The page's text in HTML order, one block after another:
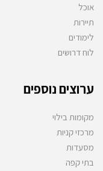
אוכל
תיירות
לימודים
לוח דרושים
ערוצים נוספים
מקומות בילוי
מרכזי קניות
מסעדות
בתי קפה